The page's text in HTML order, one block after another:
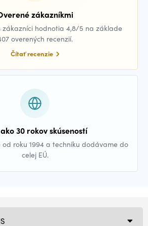
zákazníkmi
zákazníci hodnotia 4,8/5 na základe
overených recenzií.
Čítať recenzie
30 rokov skúseností
roku 1994 a techniku dodávame do
celej EÚ.